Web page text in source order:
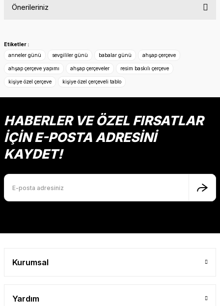
Önerileriniz
konularda yetersiz gördüğünüz noktaları öneri formunu
Görüş ve önerileriniz için teşekkür ederiz.
Ürün resmi kalitesiz, bozuk veya görüntülenemiyor.
Ürün açıklamasında eksik bilgiler bulunuyor.
Ürün bilgilerinde hatalar bulunuyor.
Ürün fiyatı diğer sitelerden daha pahalı.
Bu ürüne benzer farklı alternatifler olmalı.
Etiketler :
anneler günü
sevgililer günü babalar günü ahşap çerçeve
ahşap çerçeve yapımı ahşap çerçeveler resim baskılı çerçeve
kişiye özel çerçeve kişiye özel çerçeveli tablo
HABERLER VE ÖZEL FIRSATLAR
İÇİN E-POSTA ADRESİNİ
KAYDET!
Kurumsal
Yardım